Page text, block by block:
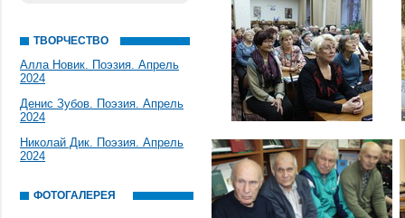
ТВОРЧЕСТВО
Алла Новик. Поэзия. Апрель
2024
Денис Зубов. Поэзия. Апрель
2024
Николай Дик. Поэзия. Апрель
2024
ФОТОГАЛЕРЕЯ